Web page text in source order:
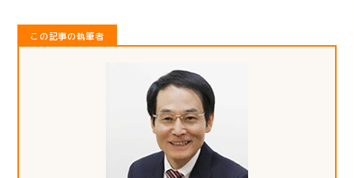
この記事の執筆者